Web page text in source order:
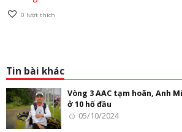
0 lượt thích
Tin bài khác
Vòng 3 AAC tạm hoãn, Anh
ở 10 hố đầu
05/10/2024